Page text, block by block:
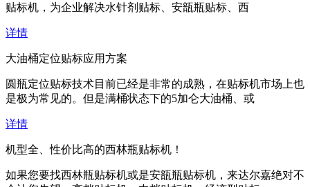
贴标机，为企业解决水针剂贴标、安瓿瓶贴标、西
详情
大油桶定位贴标应用方案
圆瓶定位贴标技术目前已经是非常的成熟，在贴标机市场上也
是极为常见的。但是满桶状态下的5加仑大油桶、或
详情
机型全、性价比高的西林瓶贴标机！
如果您要找西林瓶贴标机或是安瓿瓶贴标机，来达尔嘉绝对不